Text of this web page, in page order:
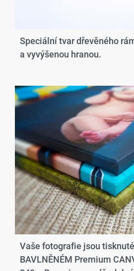
Speciální tvar dřevěného
a vyvýšenou hranou.​
Vaše fotografie jsou
BAVLNĚNÉM Premium